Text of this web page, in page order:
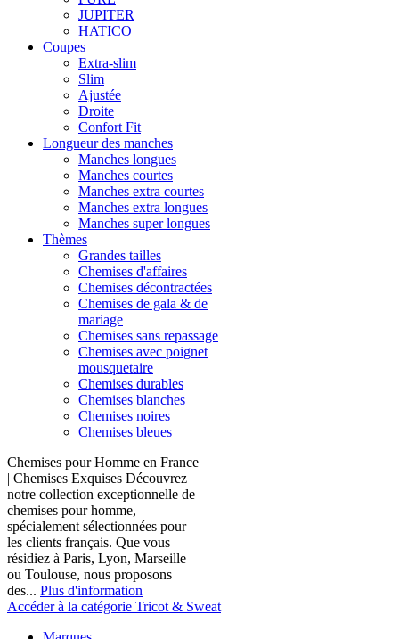
JUPITER
HATICO
Coupes
Extra-slim
Slim
Ajustée
Droite
Confort Fit
Longueur des manches
Manches longues
Manches courtes
Manches extra courtes
Manches extra longues
Manches super longues
Thèmes
Grandes tailles
Chemises d'affaires
Chemises décontractées
Chemises de gala & de
mariage
Chemises sans repassage
Chemises avec poignet
mousquetaire
Chemises durables
Chemises blanches
Chemises noires
Chemises bleues
Chemises pour Homme en France
| Chemises Exquises Découvrez
notre collection exceptionnelle de
chemises pour homme,
spécialement sélectionnées pour
les clients français. Que vous
résidiez à Paris, Lyon, Marseille
ou Toulouse, nous proposons
des... Plus d'information
Accéder à la catégorie Tricot & Sweat